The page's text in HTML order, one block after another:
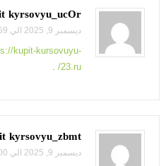
kyrsovyu_ucOr
ديسمبر 9, 2025 الي 6:59 م
kupit-kursovuyu-
23.ru/
.
kyrsovyu_zbmt
ديسمبر 9, 2025 الي 7:00 م